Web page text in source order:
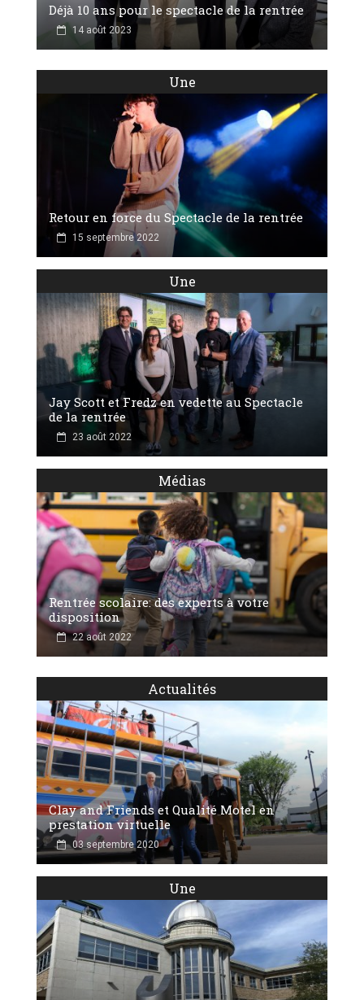
Déjà 10 ans pour le spectacle de la rentrée
14 août 2023
Une
Retour en force du Spectacle de la rentrée
15 septembre 2022
Une
Jay Scott et Fredz en vedette au Spectacle
de la rentrée
23 août 2022
Médias
Rentrée scolaire: des experts à votre
disposition
22 août 2022
Actualités
Clay and Friends et Qualité Motel en
prestation virtuelle
03 septembre 2020
Une